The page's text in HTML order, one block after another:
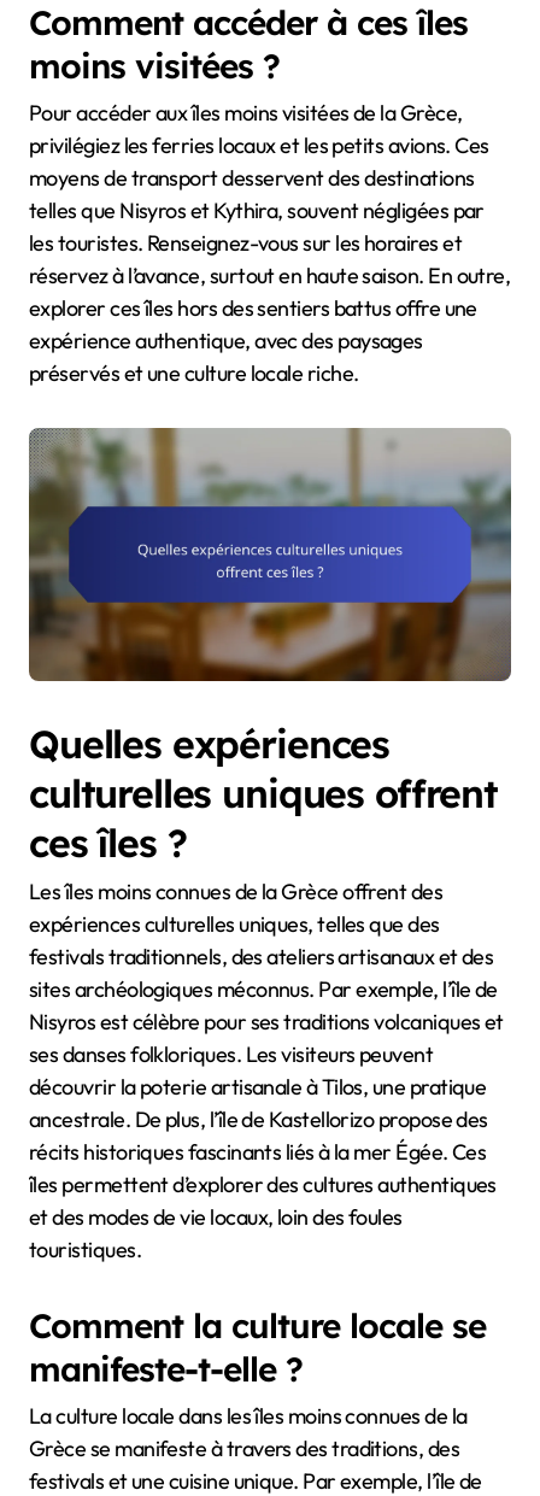
Comment accéder à ces îles
moins visitées ?
Pour accéder aux îles moins visitées de la Grèce,
privilégiez les ferries locaux et les petits avions. Ces
moyens de transport desservent des destinations
telles que Nisyros et Kythira, souvent négligées par
les touristes. Renseignez-vous sur les horaires et
réservez à l’avance, surtout en haute saison. En outre,
explorer ces îles hors des sentiers battus offre une
expérience authentique, avec des paysages
préservés et une culture locale riche.
Quelles expériences
culturelles uniques offrent
ces îles ?
Les îles moins connues de la Grèce offrent des
expériences culturelles uniques, telles que des
festivals traditionnels, des ateliers artisanaux et des
sites archéologiques méconnus. Par exemple, l’île de
Nisyros est célèbre pour ses traditions volcaniques et
ses danses folkloriques. Les visiteurs peuvent
découvrir la poterie artisanale à Tilos, une pratique
ancestrale. De plus, l’île de Kastellorizo propose des
récits historiques fascinants liés à la mer Égée. Ces
îles permettent d’explorer des cultures authentiques
et des modes de vie locaux, loin des foules
touristiques.
Comment la culture locale se
manifeste-t-elle ?
La culture locale dans les îles moins connues de la
Grèce se manifeste à travers des traditions, des
festivals et une cuisine unique. Par exemple, l’île de